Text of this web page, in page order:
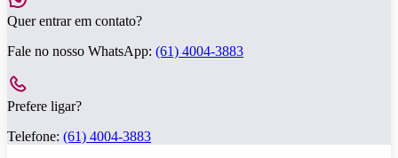
Quer entrar em contato?
Fale no nosso WhatsApp: (61) 4004-3883
Prefere ligar?
Telefone: (61) 4004-3883